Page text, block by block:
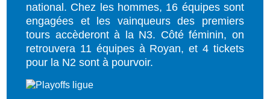
national. Chez les hommes, 16 équipes sont
engagées et les vainqueurs des premiers
tours accèderont à la N3. Côté féminin, on
retrouvera 11 équipes à Royan, et 4 tickets
pour la N2 sont à pourvoir.